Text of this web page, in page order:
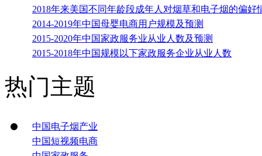
2018年来美国不同年龄段成年人对烟草和电子烟的偏好
2014-2019年中国母婴电商用户规模及预测
2015-2020年中国家政服务业从业人数及预测
2015-2018年中国规模以下家政服务企业从业人数
热门主题
中国电子烟产业
中国短视频电商